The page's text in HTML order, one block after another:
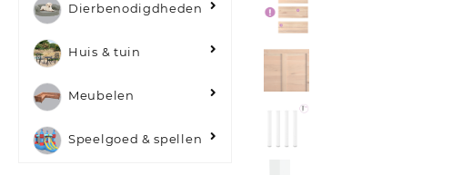
Dierbenodigdheden
Huis & tuin
Meubelen
Speelgoed & spellen